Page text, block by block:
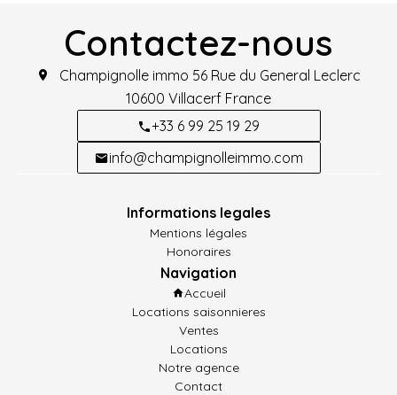
Contactez-nous
Champignolle immo 56 Rue du General Leclerc
10600 Villacerf France
+33 6 99 25 19 29
info@champignolleimmo.com
Informations legales
Mentions légales
Honoraires
Navigation
Accueil
Locations saisonnieres
Ventes
Locations
Notre agence
Contact